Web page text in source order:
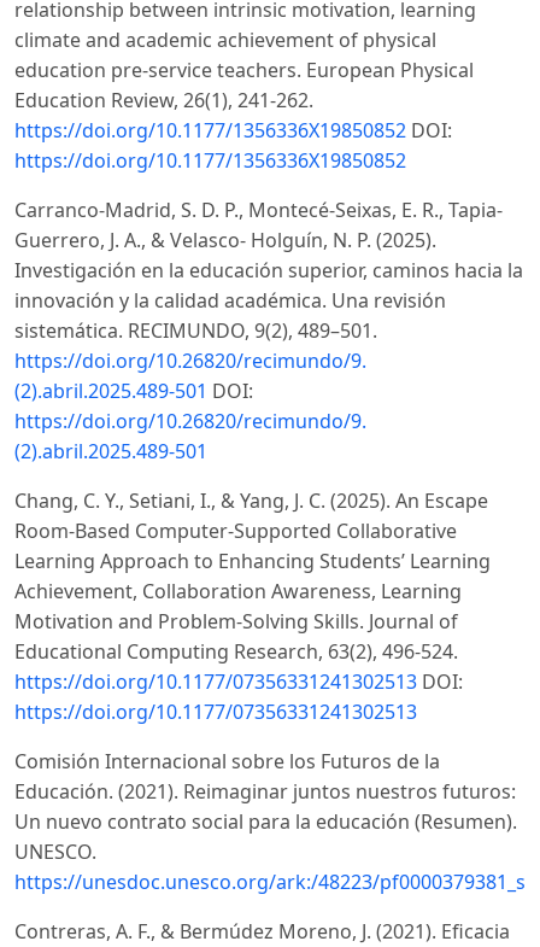
relationship between intrinsic motivation, learning
climate and academic achievement of physical
education pre-service teachers. European Physical
Education Review, 26(1), 241-262.
https://doi.org/10.1177/1356336X19850852 DOI:
https://doi.org/10.1177/1356336X19850852
Carranco-Madrid, S. D. P., Montecé-Seixas, E. R., Tapia-
Guerrero, J. A., & Velasco- Holguín, N. P. (2025).
Investigación en la educación superior, caminos hacia la
innovación y la calidad académica. Una revisión
sistemática. RECIMUNDO, 9(2), 489–501.
https://doi.org/10.26820/recimundo/9.
(2).abril.2025.489-501 DOI:
https://doi.org/10.26820/recimundo/9.
(2).abril.2025.489-501
Chang, C. Y., Setiani, I., & Yang, J. C. (2025). An Escape
Room-Based Computer-Supported Collaborative
Learning Approach to Enhancing Students’ Learning
Achievement, Collaboration Awareness, Learning
Motivation and Problem-Solving Skills. Journal of
Educational Computing Research, 63(2), 496-524.
https://doi.org/10.1177/07356331241302513 DOI:
https://doi.org/10.1177/07356331241302513
Comisión Internacional sobre los Futuros de la
Educación. (2021). Reimaginar juntos nuestros futuros:
Un nuevo contrato social para la educación (Resumen).
UNESCO.
https://unesdoc.unesco.org/ark:/48223/
Contreras, A. F., & Bermúdez Moreno, J. (2021). Eficacia